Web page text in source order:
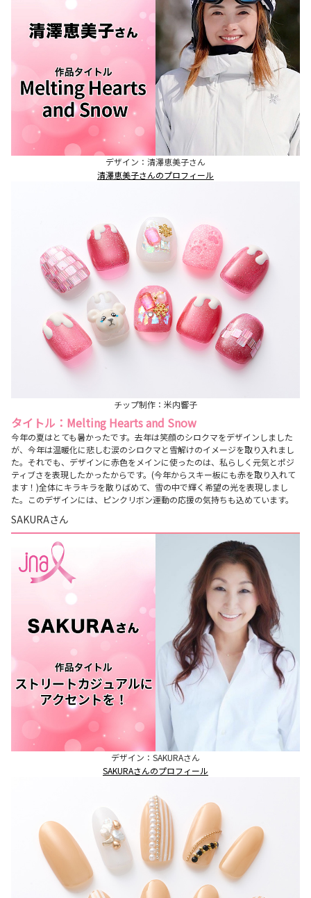
デザイン：清澤恵美子さん
清澤恵美子さんのプロフィール
チップ制作：米内響子
タイトル：Melting Hearts and Snow
今年の夏はとても暑かったです。去年は笑顔のシロクマをデザインしました
が、今年は温暖化に悲しむ涙のシロクマと雪解けのイメージを取り入れまし
た。それでも、デザインに赤色をメインに使ったのは、私らしく元気とポジ
ティブさを表現したかったからです。(今年からスキー板にも赤を取り入れて
ます！)全体にキラキラを散りばめて、雪の中で輝く希望の光を表現しまし
た。このデザインには、ピンクリボン運動の応援の気持ちも込めています。
SAKURAさん
デザイン：SAKURAさん
SAKURAさんのプロフィール